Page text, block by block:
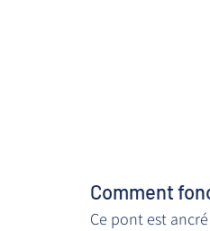
Comment
Ce pont est